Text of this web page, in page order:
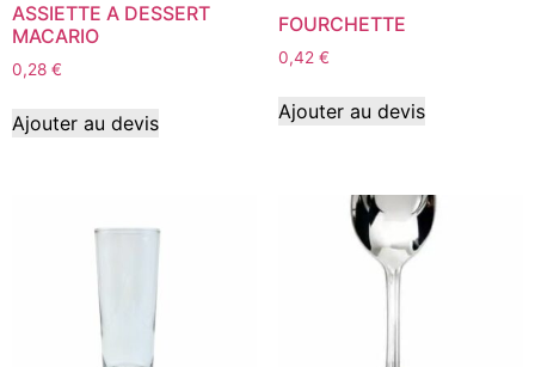
ASSIETTE A DESSERT
MACARIO
0,28 €
Ajouter au devis
FOURCHETTE
0,42 €
Ajouter au devis